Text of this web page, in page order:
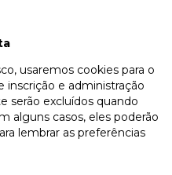
usaremos cookies para o
e administração
serão excluídos quando
alguns casos, eles poderão
lembrar as preferências